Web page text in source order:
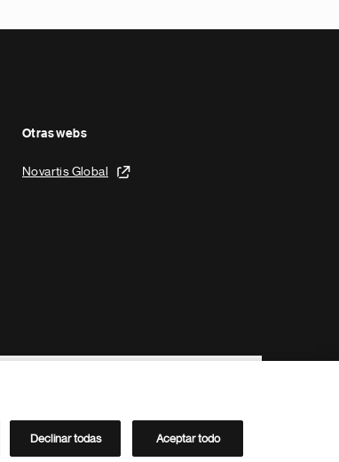
Otras webs
Novartis Global
Directorio de Novartis
Declinar todas Aceptar todo